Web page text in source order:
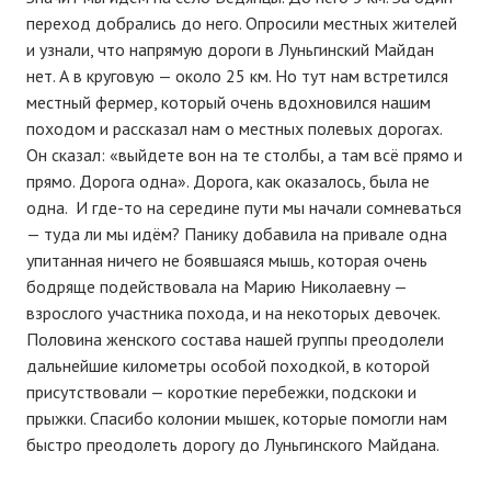
переход добрались до него. Опросили местных жителей
и узнали, что напрямую дороги в Луньгинский Майдан
нет. А в круговую — около 25 км. Но тут нам встретился
местный фермер, который очень вдохновился нашим
походом и рассказал нам о местных полевых дорогах.
Он сказал: «выйдете вон на те столбы, а там всё прямо и
прямо. Дорога одна». Дорога, как оказалось, была не
одна. И где-то на середине пути мы начали сомневаться
— туда ли мы идём? Панику добавила на привале одна
упитанная ничего не боявшаяся мышь, которая очень
бодряще подействовала на Марию Николаевну —
взрослого участника похода, и на некоторых девочек.
Половина женского состава нашей группы преодолели
дальнейшие километры особой походкой, в которой
присутствовали — короткие перебежки, подскоки и
прыжки. Спасибо колонии мышек, которые помогли нам
быстро преодолеть дорогу до Луньгинского Майдана.